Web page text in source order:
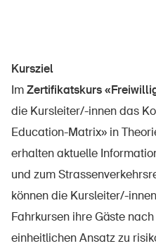
Kursziel
ImZertifikatskurs
die Kursleiter/-innen das
Education-Matrix» in
erhalten aktuelle
und zum
können die Kursleiter/-
Fahrkursen ihre Gäste
einheitlichen Ansatz zu